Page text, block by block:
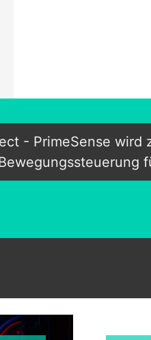
- PrimeSense wird